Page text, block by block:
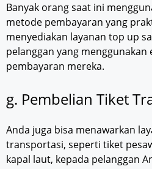
Banyak orang saat ini
metode pembayaran yang
menyediakan layanan top up
pelanggan yang menggunakan
pembayaran mereka.
g. Pembelian Tiket
Anda juga bisa menawarkan
transportasi, seperti tiket
kapal laut, kepada pelanggan